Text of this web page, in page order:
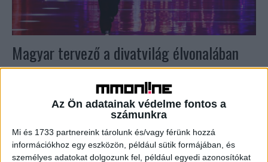
Az Ön adatainak védelme fontos a
számunkra
Mi és 1733 partnereink tárolunk és/vagy férünk hozzá
információkhoz egy eszközön, például sütik formájában, és
személyes adatokat dolgozunk fel, például egyedi azonosítókat
Magyar tervező a divatvilág élvonalában
Bráz Noémi, a NOEN divatmárka tervezője, a Budapesti
Metropolitan Egyetem Divat- és textiltervezés
mesterszakán diplomázott alumnája egyedüli magyar